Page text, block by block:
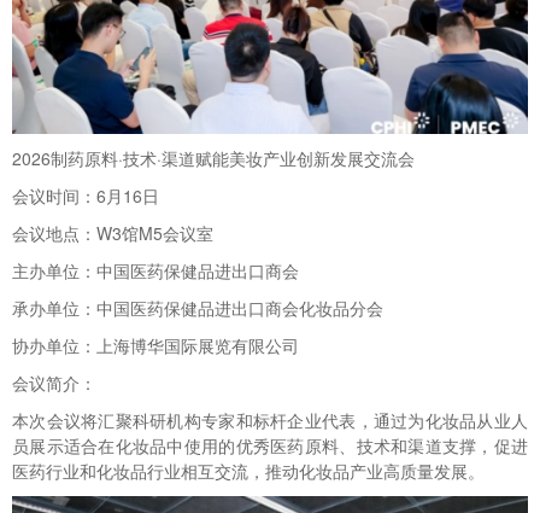
2026制药原料·技术·渠道赋能美妆产业创新发展交流会
会议时间：6月16日
会议地点：W3馆M5会议室
主办单位：中国医药保健品进出口商会
承办单位：中国医药保健品进出口商会化妆品分会
协办单位：上海博华国际展览有限公司
会议简介：
本次会议将汇聚科研机构专家和标杆企业代表，通过为化妆品从业人
员展示适合在化妆品中使用的优秀医药原料、技术和渠道支撑，促进
医药行业和化妆品行业相互交流，推动化妆品产业高质量发展。